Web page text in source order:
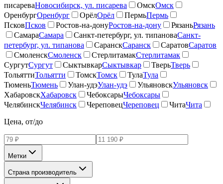
писареваНовосибирск, ул. писарева ОмскОмск
ОренбургОренбург ОрёлОрёл ПермьПермь
ПсковПсков Ростов-на-донуРостов-на-дону РязаньРязань
СамараСамара Санкт-петербург, ул. типановаСанкт-
петербург, ул. типанова
СаранскСаранск СаратовСаратов
СмоленскСмоленск СтерлитамакСтерлитамак
СургутСургут СыктывкарСыктывкар ТверьТверь
ТольяттиТольятти ТомскТомск ТулаТула
ТюменьТюмень Улан-удэУлан-удэ УльяновскУльяновск
ХабаровскХабаровск ЧебоксарыЧебоксары
ЧелябинскЧелябинск ЧереповецЧереповец ЧитаЧита
Цена, от/до
Метки
Страна производитель